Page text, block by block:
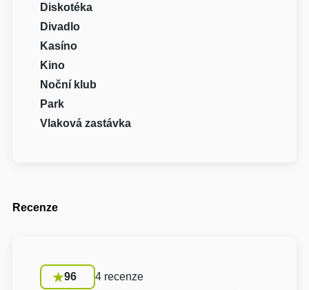
Diskotéka
Divadlo
Kasíno
Kino
Noční klub
Park
Vlaková zastávka
Recenze
96 4 recenze